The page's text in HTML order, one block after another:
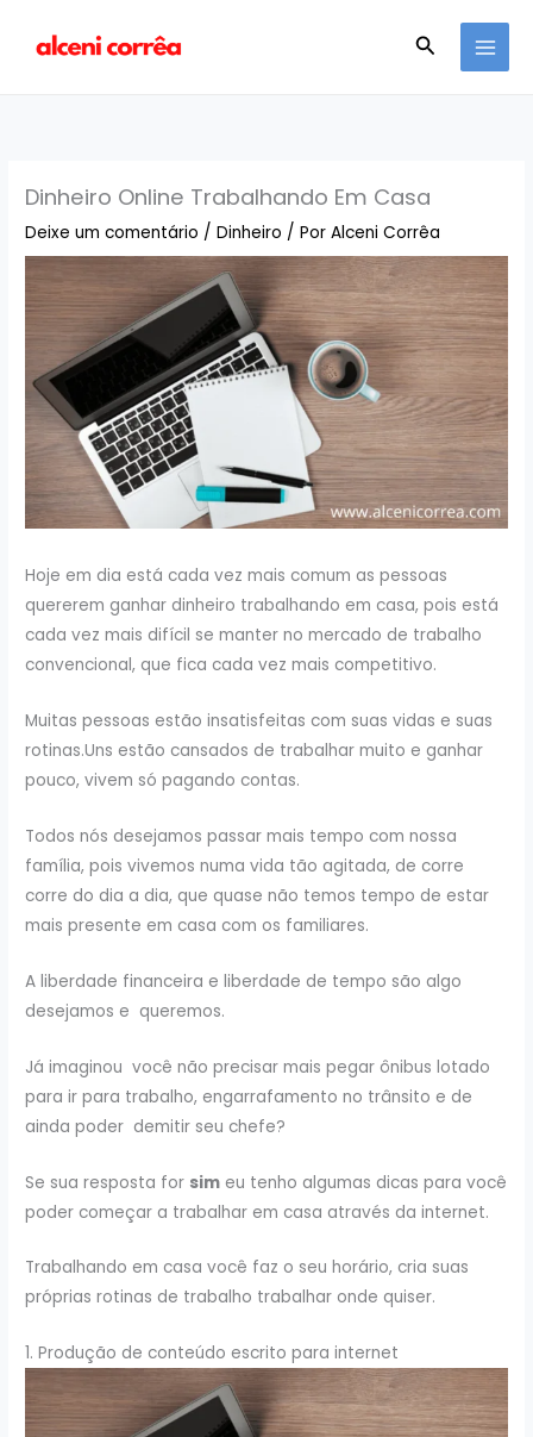
para
Pesquisar
Dinheiro Online Trabalhando Em Casa
Deixe um comentário /Dinheiro / PorAlceni Corrêa
Hoje em dia está cada vez mais comum as pessoas
quererem ganhar dinheiro trabalhando em casa, pois está
cada vez mais difícil se manter no mercado de trabalho
convencional, que fica cada vez mais competitivo.
Muitas pessoas estão insatisfeitas com suas vidas e suas
rotinas.Uns estão cansados de trabalhar muito e ganhar
pouco, vivem só pagando contas.
Todos nós desejamos passar mais tempo com nossa
família, pois vivemos numa vida tão agitada, de corre
corre do dia a dia, que quase não temos tempo de estar
mais presente em casa com os familiares.
A liberdade financeira e liberdade de tempo são algo
desejamos e queremos.
Já imaginou você não precisar mais pegar ônibus lotado
para ir para trabalho, engarrafamento no trânsito e de
ainda poder demitir seu chefe?
Se sua resposta for sim eu tenho algumas dicas para você
poder começar a trabalhar em casa através da internet.
Trabalhando em casa você faz o seu horário, cria suas
próprias rotinas de trabalho trabalhar onde quiser.
1. Produção de conteúdo escrito para internet